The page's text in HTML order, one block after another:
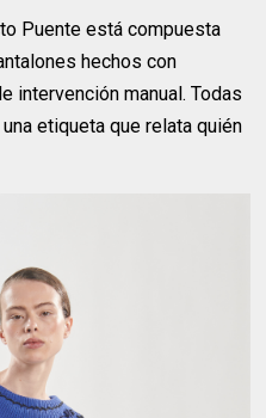
Puente está compuesta
hechos con
intervención manual. Todas
etiqueta que relata quién